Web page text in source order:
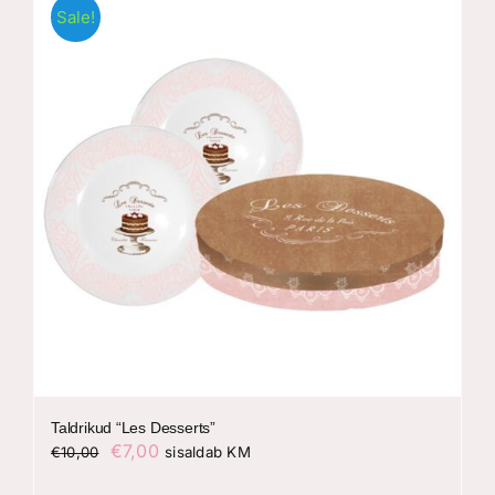
Sale!
Taldrikud “Les Desserts”
€10,00
Algne
€7,00Praegune
sisaldab KM